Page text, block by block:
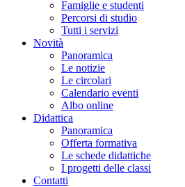
Famiglie e studenti
Percorsi di studio
Tutti i servizi
Novità
Panoramica
Le notizie
Le circolari
Calendario eventi
Albo online
Didattica
Panoramica
Offerta formativa
Le schede didattiche
I progetti delle classi
Contatti